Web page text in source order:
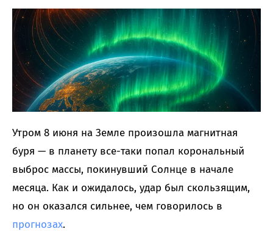
Утром 8 июня на Земле произошла магнитная
буря — в планету все-таки попал корональный
выброс массы, покинувший Солнце в начале
месяца. Как и ожидалось, удар был скользящим,
но он оказался сильнее, чем говорилось в
прогнозах.